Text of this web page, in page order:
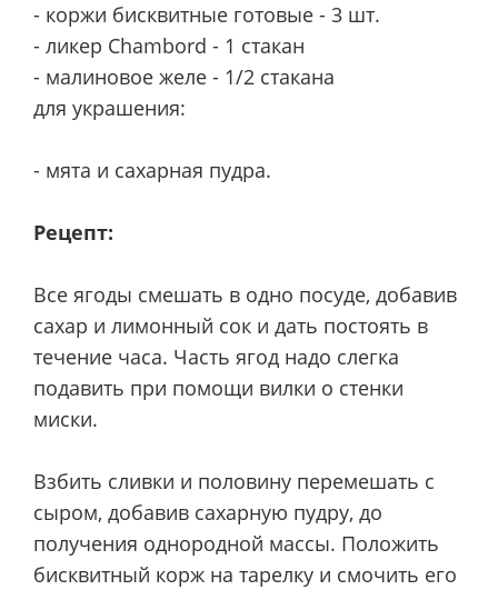
- коржи бисквитные готовые - 3 шт.
- ликер Сhambord - 1 стакан
- малиновое желе - 1/2 стакана
для украшения:
- мята и сахарная пудра.
Рецепт:
Все ягоды смешать в одно посуде, добавив
сахар и лимонный сок и дать постоять в
течение часа. Часть ягод надо слегка
подавить при помощи вилки о стенки
миски.
Взбить сливки и половину перемешать с
сыром, добавив сахарную пудру, до
получения однородной массы. Положить
бисквитный корж на тарелку и смочить его